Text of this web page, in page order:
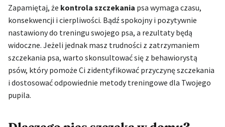
Zapamiętaj, że kontrola szczekania psa wymaga czasu,
konsekwencji i cierpliwości. Bądź spokojny i pozytywnie
nastawiony do treningu swojego psa, a rezultaty będą
widoczne. Jeżeli jednak masz trudności z zatrzymaniem
szczekania psa, warto skonsultować się z behawiorystą
psów, który pomoże Ci zidentyfikować przyczynę szczekania
i dostosować odpowiednie metody treningowe dla Twojego
pupila.